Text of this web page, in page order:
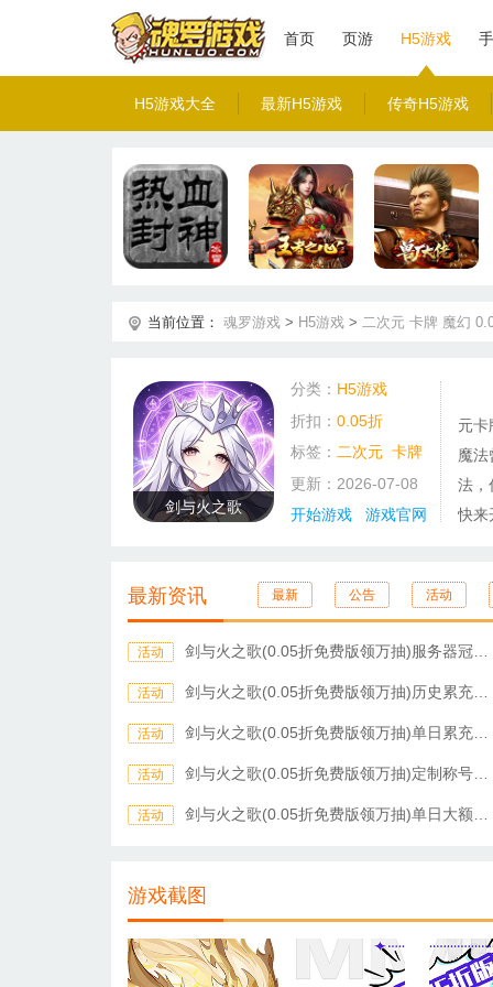
首页 页游 H5游戏
H5游戏大全 最新H5游戏 传奇H5游戏
当前位置： 魂罗游戏 > H5游戏 > 二次元 卡牌 魔幻
剑与火之歌
分类： H5游戏
折扣： 0.05折
标签： 二次元 卡牌
更新：2026-07-08
开始游戏
游戏官网
元卡
魔法
法，
快来
最新资讯 最新 公告 活动
活动
活动
活动
活动
活动
游戏截图